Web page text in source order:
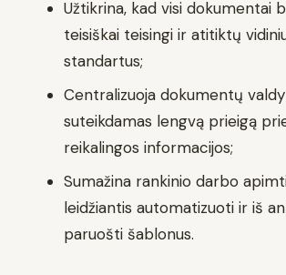
Užtikrina, kad visi dokumentai
teisiškai teisingi ir atitiktų
standartus;
Centralizuoja dokumentų
suteikdamas lengvą prieigą
reikalingos informacijos;
Sumažina rankinio darbo
leidžiantis automatizuoti ir iš
paruošti šablonus.